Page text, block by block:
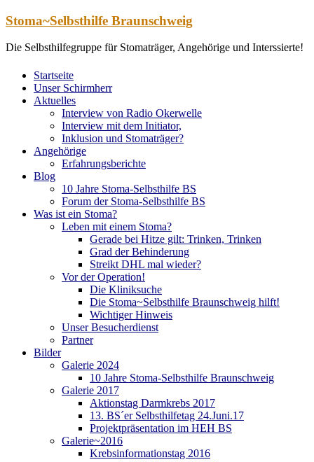
Zum
springen
Stoma~Selbsthilfe Braunschweig
Die Selbsthilfegruppe für Stomaträger, Angehörige und Interssierte!
Startseite
Unser Schirmherr
Aktuelles
Interview von Radio Okerwelle
Interview mit dem Initiator,
Inklusion und Stomaträger?
Angehörige
Erfahrungsberichte
Blog
10 Jahre Stoma-Selbsthilfe BS
Forum der Stoma-Selbsthilfe BS
Was ist ein Stoma?
Leben mit einem Stoma?
Gerade bei Hitze gilt: Trinken, Trinken
Grad der Behinderung
Streikt DHL mal wieder?
Vor der Operation!
Die Kliniksuche
Die Stoma~Selbsthilfe Braunschweig hilft!
Wichtiger Hinweis
Unser Besucherdienst
Partner
Bilder
Galerie 2024
10 Jahre Stoma-Selbsthilfe Braunschweig
Galerie 2017
Aktionstag Darmkrebs 2017
13. BS´er Selbsthilfetag 24.Juni.17
Projektpräsentation im HEH BS
Galerie~2016
Krebsinformationstag 2016